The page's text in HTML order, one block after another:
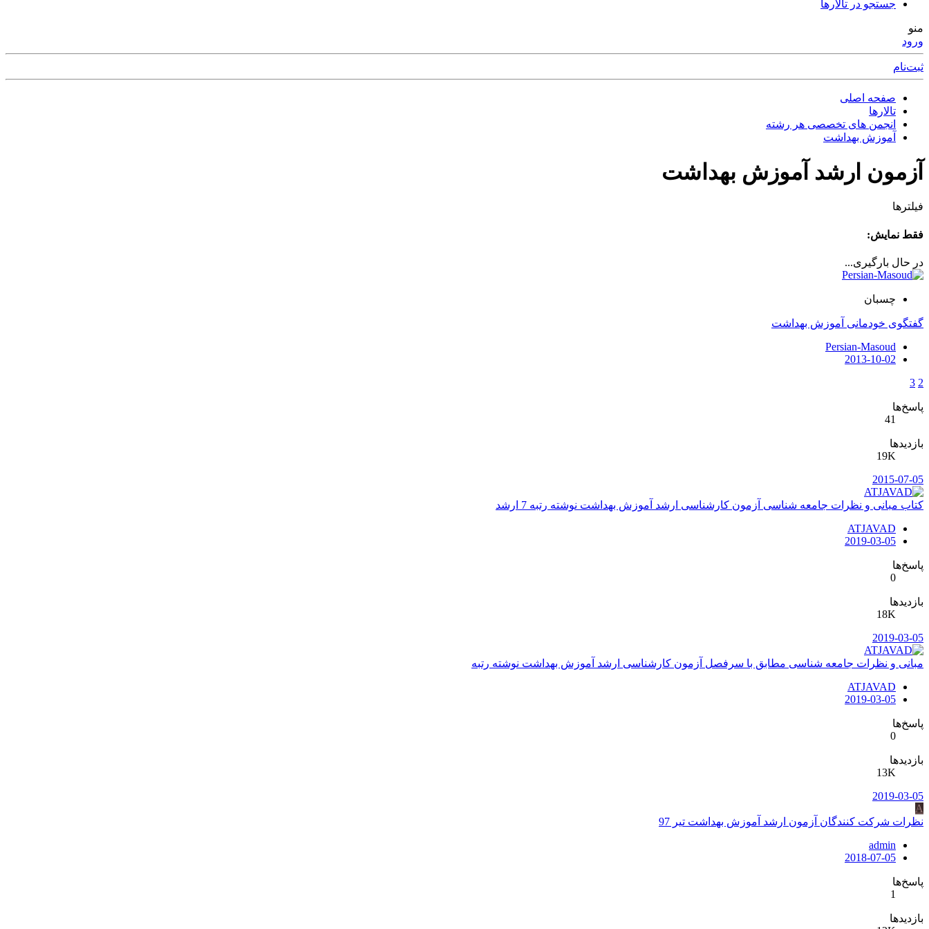
جستجو در تالارها
منو
ورود
ثبت‌نام
صفحه اصلی
تالارها
انجمن های تخصصی هر رشته
آموزش بهداشت
آزمون ارشد آموزش بهداشت
فیلترها
فقط نمایش:
در حال بارگیری...
چسبان
گفتگوی خودمانی آموزش بهداشت
Persian-Masoud
2013-10-02
2
3
پاسخ‌ها
41
بازدیدها
19K
2015-07-05
کتاب مبانی و نظرات جامعه شناسی آزمون کارشناسی ارشد آموزش بهداشت نوشته رتبه 7 ارشد
ATJAVAD
2019-03-05
پاسخ‌ها
0
بازدیدها
18K
2019-03-05
مبانی و نظرات جامعه شناسی مطابق با سرفصل آزمون کارشناسی ارشد آموزش بهداشت نوشته رتبه
ATJAVAD
2019-03-05
پاسخ‌ها
0
بازدیدها
13K
2019-03-05
A
نظرات شرکت کنندگان آزمون ارشد آموزش بهداشت تیر 97
admin
2018-07-05
پاسخ‌ها
1
بازدیدها